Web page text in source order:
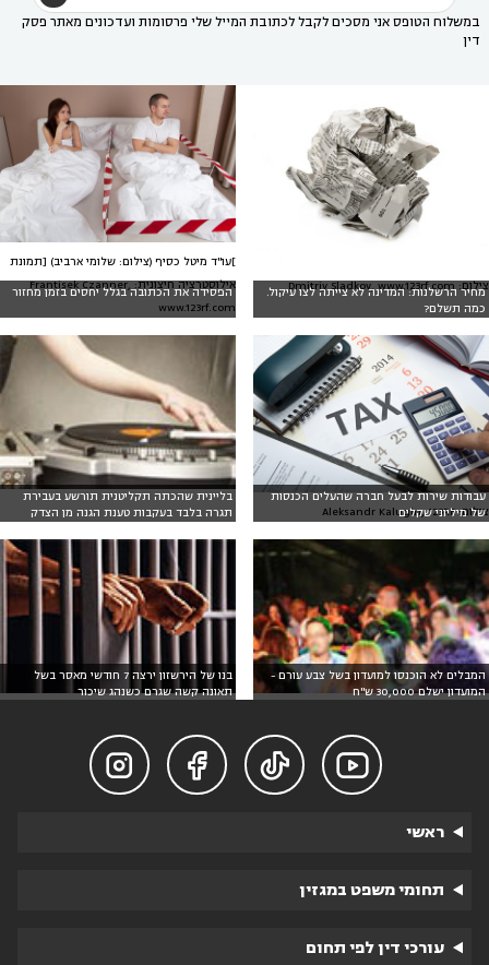
במשלוח הטופס אני מסכים לקבל לכתובת המייל שלי פרסומות ועדכונים מאתר פסק
דין
מחיר הרשלנות: המדינה לא צייתה לצו עיקול.
כמה תשלם?
צילום: Dmitriy Sladkov, www.123rf.com הפסידה את הכתובה בגלל יחסים בזמן מחזור
]עו"ד מיטל כסיף (צילום: שלומי ארביב) [תמונת
אילוסטרציה חיצונית: Frantisek Czanner,
www.123rf.com
עבודות שירות לבעל חברה שהעלים הכנסות
של מיליוני שקלים
צילום: Aleksandr Kalugin, 123RF
בליינית שהכתה תקליטנית תורשע בעבירת
תגרה בלבד בעקבות טענת הגנה מן הצדק
המבלים לא הוכנסו למועדון בשל צבע עורם -
המועדון ישלם 30,000 ש"ח
בנו של הירשזון ירצה 7 חודשי מאסר בשל
תאונה קשה שגרם כשנהג שיכור




ראשי
תחומי משפט במגזין
עורכי דין לפי תחום